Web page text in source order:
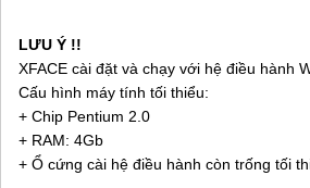
LƯU Ý !!
XFACE cài đặt và chạy với hệ điều hành
Cấu hình máy tính tối thiểu:
+ Chip Pentium 2.0
+ RAM: 4Gb
+ Ổ cứng cài hệ điều hành còn trống tối